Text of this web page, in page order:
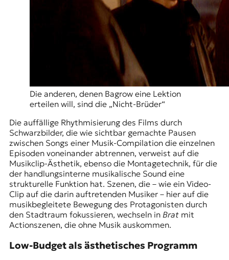
Die anderen, denen Bagrow eine Lektion
erteilen will, sind die „Nicht-Brüder“
Die auffällige Rhythmisierung des Films durch
Schwarzbilder, die wie sichtbar gemachte Pausen
zwischen Songs einer Musik-Compilation die einzelnen
Episoden voneinander abtrennen, verweist auf die
Musikclip-Ästhetik, ebenso die Montagetechnik, für die
der handlungsinterne musikalische Sound eine
strukturelle Funktion hat. Szenen, die – wie ein Video-
Clip auf die darin auftretenden Musiker – hier auf die
musikbegleitete Bewegung des Protagonisten durch
den Stadtraum fokussieren, wechseln in Brat mit
Actionszenen, die ohne Musik auskommen.
Low-Budget als ästhetisches Programm